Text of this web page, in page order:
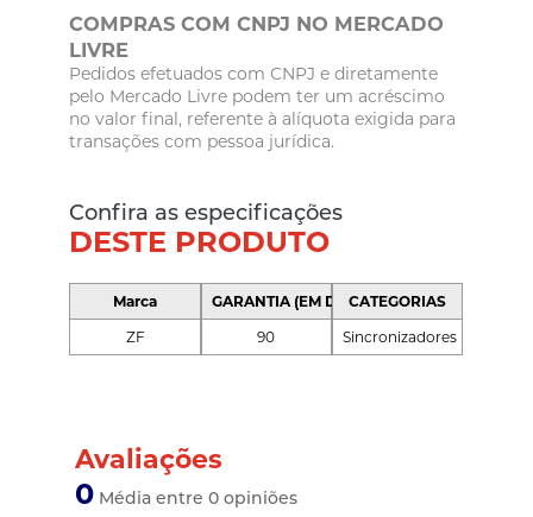
COMPRAS COM CNPJ NO MERCADO
LIVRE
Pedidos efetuados com CNPJ e diretamente
pelo Mercado Livre podem ter um acréscimo
no valor final, referente à alíquota exigida para
transações com pessoa jurídica.
Confira as especificações
DESTE PRODUTO
Marca
ZF
GARANTIA (EM DIAS)
90
CATEGORIAS
Sincronizadores
Avaliações
0 Média entre 0 opiniões